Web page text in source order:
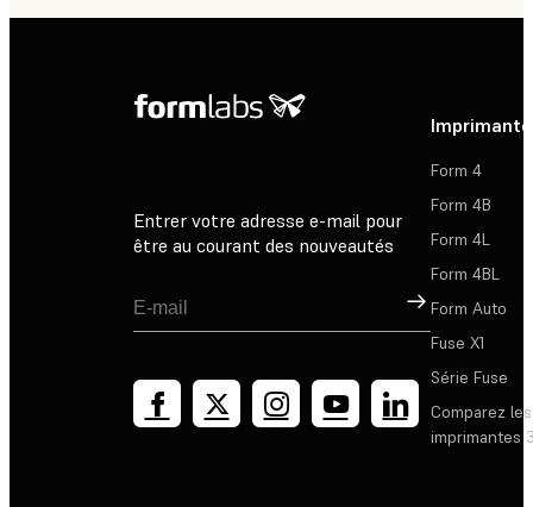
Entrer votre adresse e-mail pour
être au courant des nouveautés
Inscription
Form 4
Form 4B
Form 4L
Form 4BL
Form Auto
Fuse X1
Série Fuse
Comparez les
imprimantes